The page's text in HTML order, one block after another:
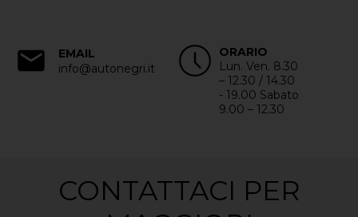
EMAIL
info@autonegri.it
ORARIO
Lun. Ven. 8.30
– 12.30 / 14.30
- 19.00 Sabato
9.00 – 12.30
CONTATTACI PER